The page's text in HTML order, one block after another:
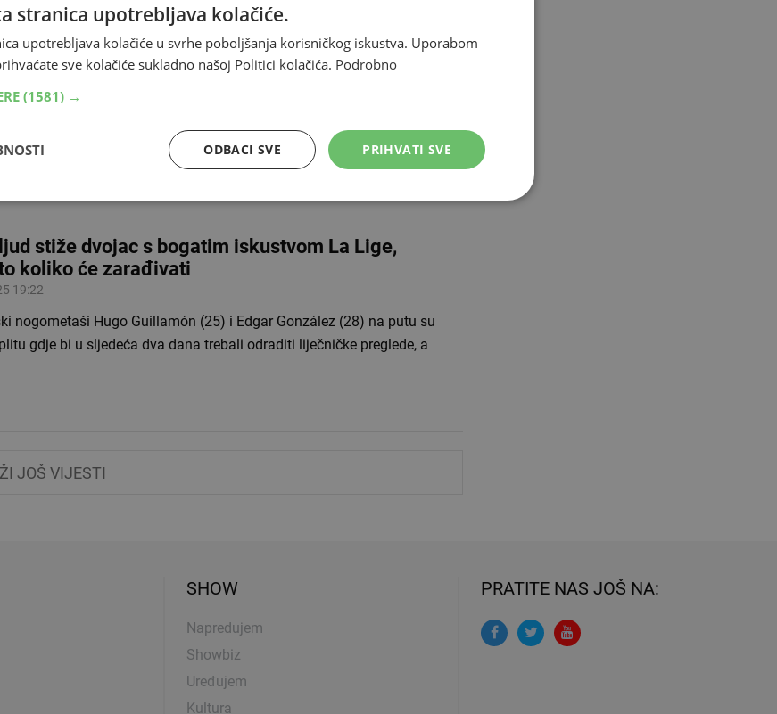
i Edgar Gonzalez novi su igrači Hajduka
16:33
novi igrači naše prve momčadi. "Guillamon je 25-godišnji veznjak koji u
stiže dvojac s bogatim iskustvom La Lige,
koliko će zarađivati
19:22
nogometaši Hugo Guillamón (25) i Edgar González (28) na putu su
gdje bi u sljedeća dva dana trebali odraditi liječničke preglede, a
JOŠ VIJESTI
SHOW
Napredujem
Showbiz
Uređujem
Kultura
PRATITE NAS JOŠ NA:
stranica upotrebljava kolačiće.
upotrebljava kolačiće u svrhe poboljšanja korisničkog iskustva. Uporabom
sve kolačiće sukladno našoj Politici kolačića. Podrobno
(1581) →
PRIHVATI SVE
ODBACI SVE